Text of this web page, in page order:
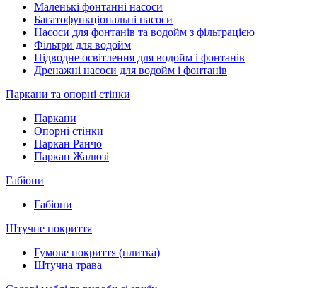
Маленькі фонтанні насоси
Багатофункціональні насоси
Насоси для фонтанів та водойм з фільтрацією
Фільтри для водойм
Підводне освітлення для водойм і фонтанів
Дренажні насоси для водойм і фонтанів
Паркани та опорні стінки
Паркани
Опорні стінки
Паркан Ранчо
Паркан Жалюзі
Габіони
Габіони
Штучне покриття
Гумове покриття (плитка)
Штучна трава